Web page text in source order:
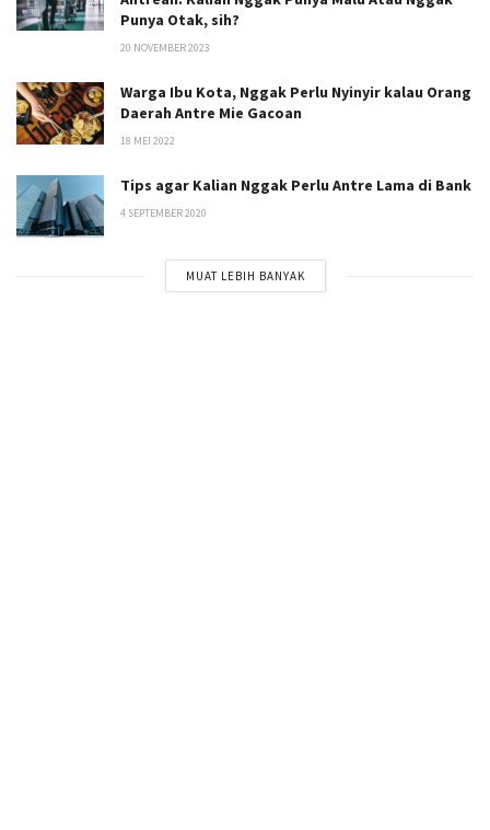
Punya Otak, sih?
20 NOVEMBER 2023
Warga Ibu Kota, Nggak Perlu Nyinyir kalau Orang
Daerah Antre Mie Gacoan
18 MEI 2022
Tips agar Kalian Nggak Perlu Antre Lama di Bank
4 SEPTEMBER 2020
MUAT LEBIH BANYAK